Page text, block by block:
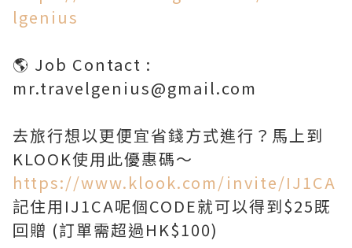
lgenius
🌎 Job Contact :
mr.travelgenius@gmail.com
去旅行想以更便宜省錢方式進行？馬上到
https://www.klook.com/invite/IJ1CA
記住用IJ1CA呢個CODE就可以得到$25既
回贈 (訂單需超過HK$100)